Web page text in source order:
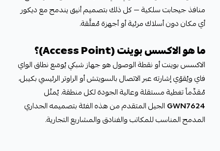
منافذ جيجابت سلكية — كل ذلك بتصميم أنيق يندمج مع ديكور
أي مكان دون أسلاك مرئية أو أجهزة مُعلَّقة.
ما هو الاكسس بوينت (Access Point)؟
الاكسس بوينت أو نقطة الوصول هو جهاز شبكي يُوسّع نطاق الواي
فاي ويُقوّي إشارته عبر الاتصال بالسويتش أو الراوتر الرئيسي بكيبل،
مُقدِّماً تغطية مستقلة وعالية الجودة لكل منطقة. يُمثّل
GWN7624 الجيل المتقدم من هذه الفئة بتصميمه الجداري
المدمج المناسب للمكاتب والفنادق والمشاريع التجارية.